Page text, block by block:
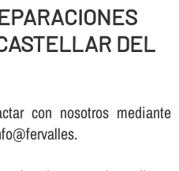
DEL
con nosotros mediante